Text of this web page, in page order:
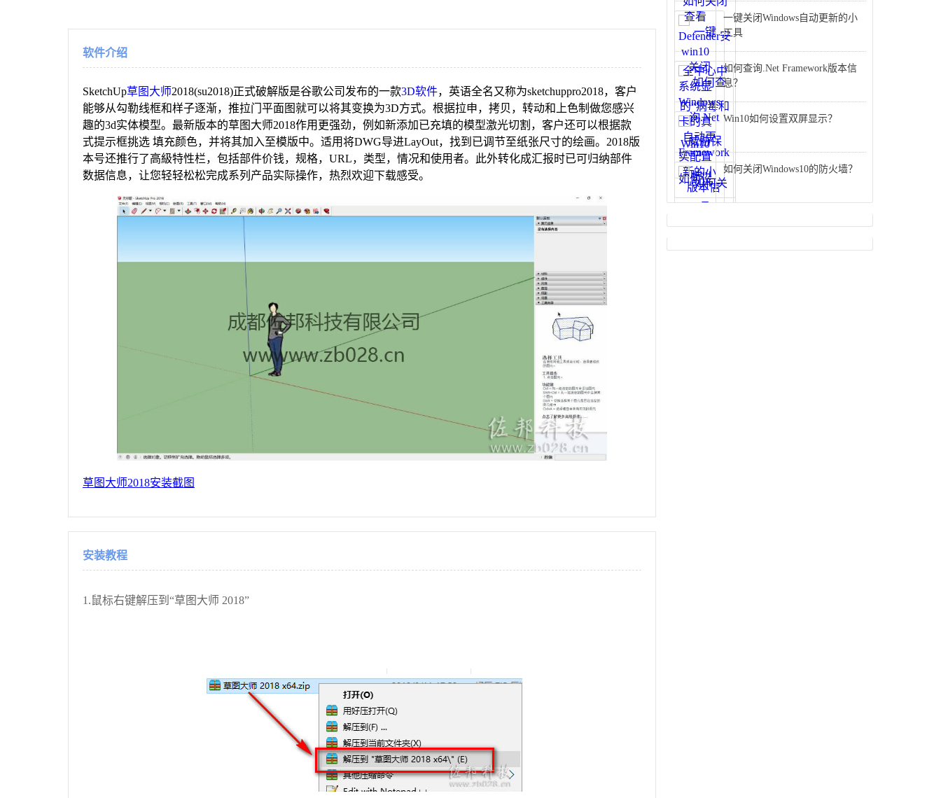
软件介绍
SketchUp草图大师2018(su2018)正式破解版是谷歌公司发布的一款3D软件，英语全名又称为sketchuppro2018，客户
能够从勾勒线框和样子逐渐，推拉门平面图就可以将其变换为3D方式。根据拉申，拷贝，转动和上色制做您感兴
趣的3d实体模型。最新版本的草图大师2018作用更强劲，例如新添加已充填的模型激光切割，客户还可以根据款
式提示框挑选 填充颜色，并将其加入至模版中。适用将DWG导进LayOut，找到已调节至纸张尺寸的绘画。2018版
本号还推行了高級特性栏，包括部件价钱，规格，URL，类型，情况和使用者。此外转化成汇报时已可归纳部件
数据信息，让您轻轻松松完成系列产品实际操作，热烈欢迎下载感受。
草图大师2018安装截图
安装教程
1.鼠标右键解压到“草图大师 2018”
一键关闭Windows自动更新的小
工具
如何查询.Net Framework版本信
息？
Win10如何设置双屏显示？
如何关闭Windows10的防火墙？